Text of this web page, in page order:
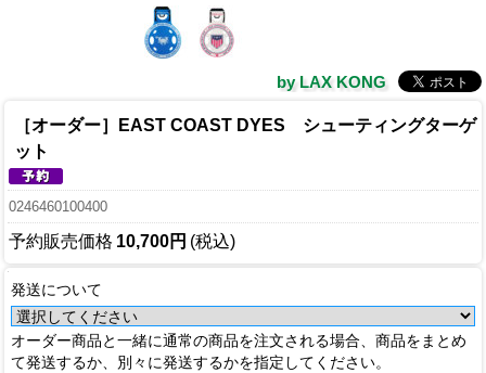
by LAX KONG
［オーダー］EAST COAST DYES シューティングターゲ
ット
0246460100400
予約販売価格 10,700円 (税込)
発送について
オーダー商品と一緒に通常の商品を注文される場合、商品をまとめ
て発送するか、別々に発送するかを指定してください。